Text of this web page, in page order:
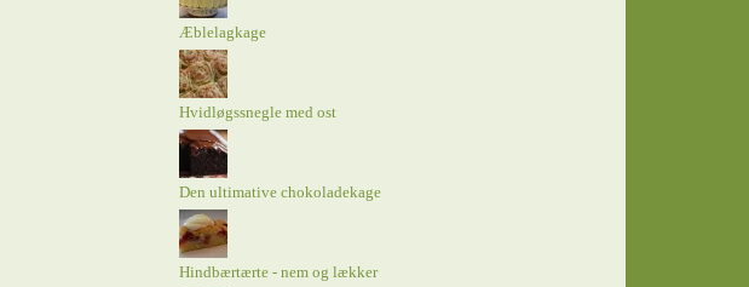
Æblelagkage
Hvidløgssnegle med ost
Den ultimative chokoladekage
Hindbærtærte - nem og lækker